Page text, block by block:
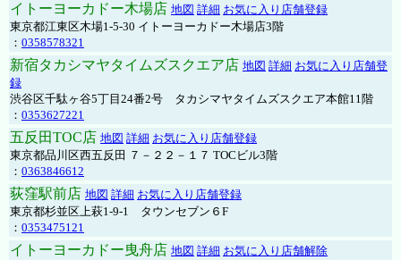
イトーヨーカドー木場店 地図 詳細 お気に入り店舗登録
東京都江東区木場1-5-30 イトーヨーカドー木場店3階
： 0358578321
新宿タカシマヤタイムズスクエア店 地図 詳細 お気に入り店舗登
録
渋谷区千駄ヶ谷5丁目24番2号 タカシマヤタイムズスクエア本館11階
： 0353627221
五反田TOC店 地図 詳細 お気に入り店舗登録
東京都品川区西五反田 ７－２２－１７ TOCビル3階
： 0363846612
荻窪駅前店 地図 詳細 お気に入り店舗登録
東京都杉並区上萩1-9-1 タウンセブン６F
： 0353475121
イトーヨーカドー曳舟店 地図 詳細 お気に入り店舗解除